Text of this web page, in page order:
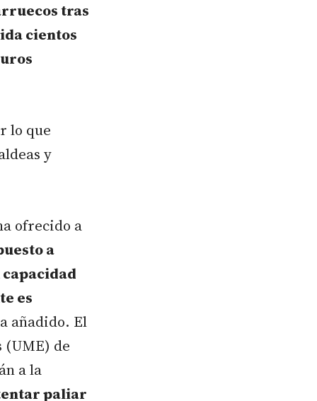
tras
cientos
lo que
y
ofrecido a
a
es
añadido. El
de
a la
paliar